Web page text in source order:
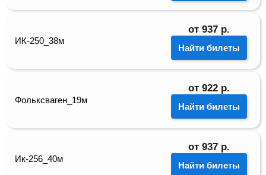
ИК-250_38м
от 937 р.
Найти билеты
Фольксваген_19м
от 922 р.
Найти билеты
Ик-256_40м
от 937 р.
Найти билеты